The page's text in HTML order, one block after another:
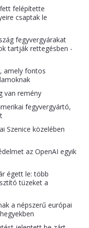
felépítette
csaptak le
fegyvergyárakat
tartják rettegésben -
amely fontos
van remény
fegyvergyártó,
Szenice közelében
az OpenAI egyik
égett le: több
tüzeket a
a népszerű európai